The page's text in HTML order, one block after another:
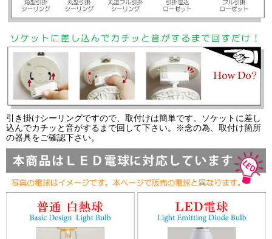
引き掛けシーリングですので、取付けは簡単です。ソケットに差し
込んでカチッと音がするまで回して下さい。※念の為、取付け箇所
の器具をご確認下さい。